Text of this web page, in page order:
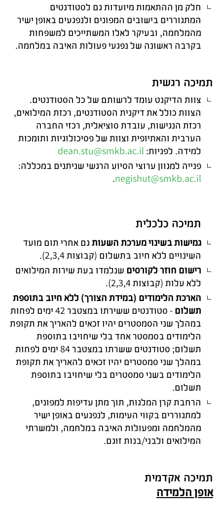
חלק מן ההתאמות מיועדות גם לסטודנטים
המתגוררים בישובים המפונים ולנפגעים באופן ישיר
מהמלחמה, ובעיקר לאלו המשתייכים למשפחות
בקרבה ראשונה של נפגעי פעולות האיבה במלחמה.
תמיכה רגשית
צוות הדיקנט עומד לרשותם של כל הסטודנטים.
הצוות כולל את דיקנית הסטודנטים, רכזת המילואים,
רכזת הנגישות, עובדת סוציאלית, רכזי החברה
הערבית והאתיופית וצוות של פסיכולוגיות ותומכות
למידה. לפניות: dean.stu@smkb.ac.il
פנייה למגוון ערוצי הסיוע הרגשי שניתנים במכללה:
negishut@smkb.ac.il
.
תמיכה כלכלית
גמישות בשינוי מערכת השעותגם אחרי תום מועד
השינויים ללא חיוב בתשלום (קבוצות 2,3,4).
רישום חוזר לקורסים שנלמדו בעת שירות המילואים
ללא עלות (קבוצות 2,3,4).
הארכת הלימודים (במידת הצורך) ללא חיוב בתוספת
תשלום
- סטודנטים ששירתו במצטבר 42 ימים לפחות
במהלך שני הסמסטרים יהיו זכאים להאריך את תקופת
הלימודים בסמסטר אחד בלי שיחויבו בתוספת
תשלום; סטודנטים ששרתו במצטבר 84 ימים לפחות
במהלך שני סמסטרים יהיו זכאים להאריך את תקופת
הלימודים בשני סמסטרים בלי שיחויבו בתוספת
תשלום.
הרחבת קרן המלגות, תוך מתן עדיפות למפונים,
למתגוררים בקווי העימות, לנפגעים באופן ישיר
מהמלחמה ומפעולות האיבה במלחמה, ולמשרתי
המילואים ולבני/בנות זוגם.
תמיכה אקדמית
אופן הלמידה